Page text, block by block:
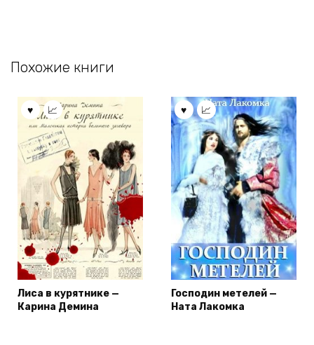
Похожие книги
Лиса в курятнике —
Карина Демина
Господин метелей —
Ната Лакомка